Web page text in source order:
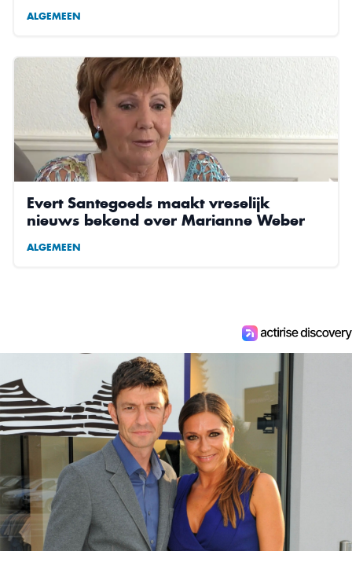
ALGEMEEN
Evert Santegoeds maakt vreselijk
nieuws bekend over Marianne Weber
ALGEMEEN